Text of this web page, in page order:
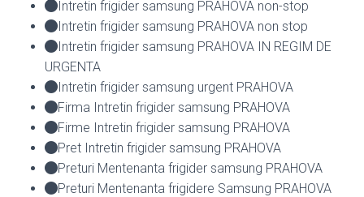
Intretin frigider samsung PRAHOVA non-stop
Intretin frigider samsung PRAHOVA non stop
Intretin frigider samsung PRAHOVA IN REGIM DE
URGENTA
Intretin frigider samsung urgent PRAHOVA
Firma Intretin frigider samsung PRAHOVA
Firme Intretin frigider samsung PRAHOVA
Pret Intretin frigider samsung PRAHOVA
Preturi Mentenanta frigider samsung PRAHOVA
Preturi Mentenanta frigidere Samsung PRAHOVA